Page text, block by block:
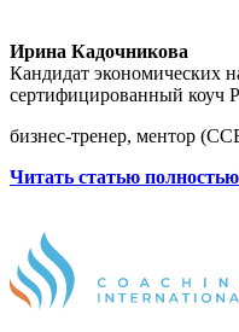
Ирина Кадочникова
Кандидат экономических
сертифицированный коуч
бизнес-тренер, ментор
Читать статью